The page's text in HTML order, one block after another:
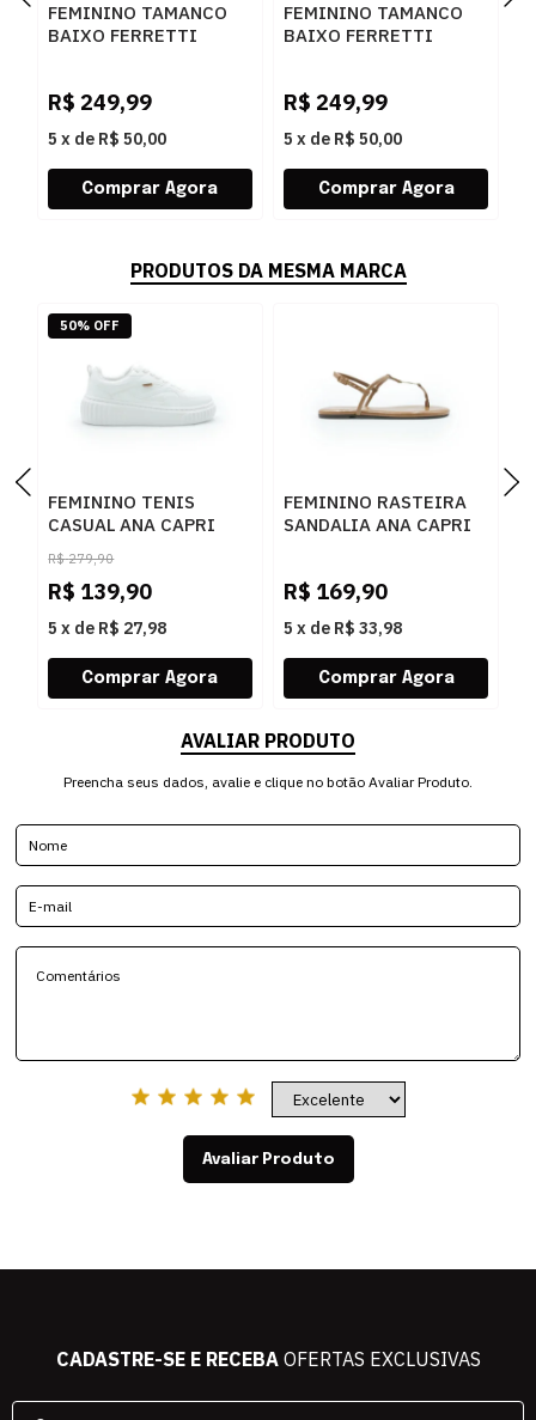
FEMININO TAMANCO
BAIXO FERRETTI
R$ 249,99
5 x de R$ 50,00
FEMININO TAMANCO
BAIXO FERRETTI
R$ 249,99
5 x de R$ 50,00
PRODUTOS DA MESMA MARCA
FEMININO TENIS
CASUAL ANA CAPRI
C3072300010001
BRANCO
R$ 279,90
R$ 139,90
5 x de R$ 27,98
50% OFF
FEMININO RASTEIRA
SANDALIA ANA CAPRI
R$ 169,90
5 x de R$ 33,98
AVALIAR PRODUTO
Preencha seus dados, avalie e clique no botão Avaliar Produto.
Avaliar Produto
CADASTRE-SE E RECEBAOFERTAS EXCLUSIVAS